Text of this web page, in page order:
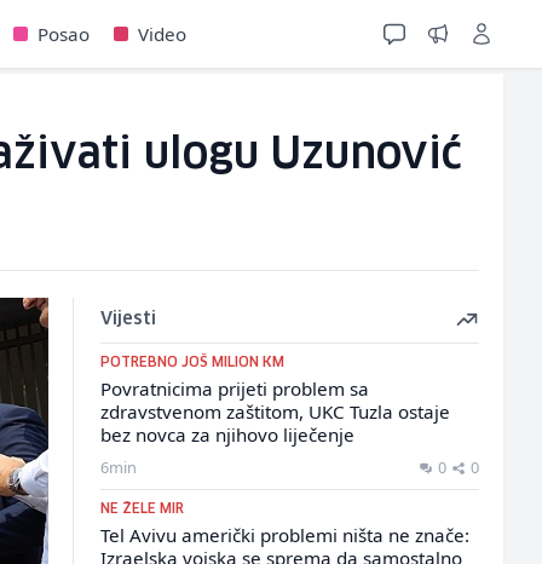
Posao Video
ulogu Uzunović
Vijesti
POTREBNO JOŠ MILION KM
Povratnicima prijeti problem sa
zdravstvenom zaštitom, UKC Tuzla ostaje
bez novca za njihovo liječenje
6min 0 0
NE ŽELE MIR
Tel Avivu američki problemi ništa ne znače:
Izraelska vojska se sprema da samostalno